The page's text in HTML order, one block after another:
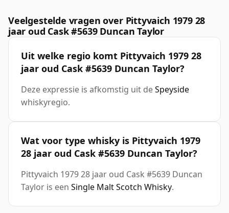
Veelgestelde vragen over Pittyvaich 1979 28
jaar oud Cask #5639 Duncan Taylor
Uit welke regio komt Pittyvaich 1979 28
jaar oud Cask #5639 Duncan Taylor?
Deze expressie is afkomstig uit deSpeyside
whiskyregio.
Wat voor type whisky is Pittyvaich 1979
28 jaar oud Cask #5639 Duncan Taylor?
Pittyvaich 1979 28 jaar oud Cask #5639 Duncan
Taylor is een Single Malt Scotch Whisky.